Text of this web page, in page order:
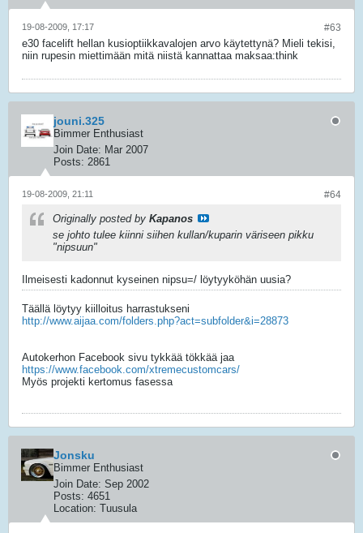
#63
19-08-2009, 17:17
e30 facelift hellan kusioptiikkavalojen arvo käytettynä? Mieli tekisi,
niin rupesin miettimään mitä niistä kannattaa maksaa:think
jouni.325
Bimmer Enthusiast
Join Date: Mar 2007
Posts: 2861
#64
19-08-2009, 21:11
Originally posted by Kapanos
se johto tulee kiinni siihen kullan/kuparin väriseen pikku
"nipsuun"
Ilmeisesti kadonnut kyseinen nipsu=/ löytyyköhän uusia?
Täällä löytyy kiilloitus harrastukseni
http://www.aijaa.com/folders.php?act=subfolder&i=28873
Autokerhon Facebook sivu tykkää tökkää jaa
https://www.facebook.com/xtremecustomcars/
Myös projekti kertomus fasessa
Jonsku
Bimmer Enthusiast
Join Date: Sep 2002
Posts: 4651
Location: Tuusula